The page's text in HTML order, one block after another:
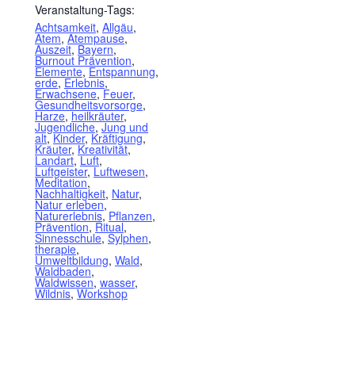
Veranstaltung-Tags:
Achtsamkeit, Allgäu,
Atem,Atempause,
Auszeit,Bayern,
Burnout Prävention,
Elemente,Entspannung,
erde,Erlebnis,
Erwachsene,Feuer,
Gesundheitsvorsorge,
Harze,heilkräuter,
Jugendliche,Jung und
alt,Kinder,Kräftigung,
Kräuter,Kreativität,
Landart,Luft,
Luftgeister,Luftwesen,
Meditation,
Nachhaltigkeit, Natur,
Natur erleben,
Naturerlebnis, Pflanzen,
Prävention,Ritual,
Sinnesschule,Sylphen,
therapie,
Umweltbildung, Wald,
Waldbaden,
Waldwissen, wasser,
Wildnis,Workshop